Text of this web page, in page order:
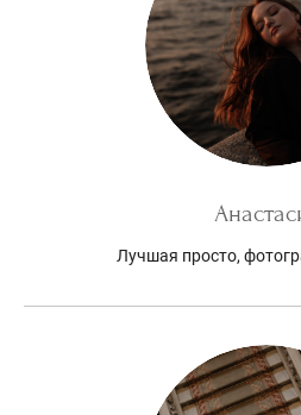
Лучшая просто,